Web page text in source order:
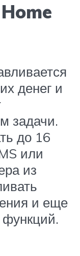
денег и
задачи.
до 16
или
из
и еще